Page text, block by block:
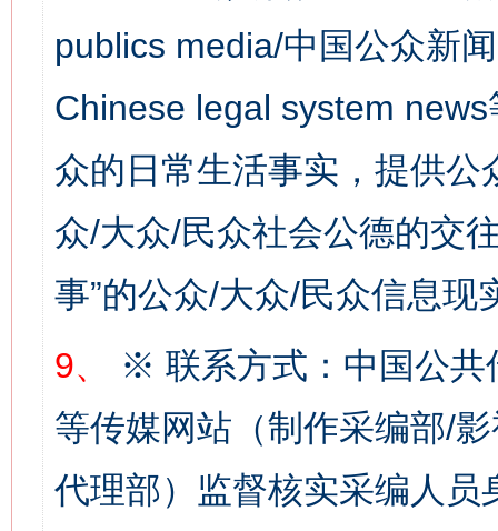
publics media/中国公众新
Chinese legal system
众的日常生活事实，提供
众/大众/民众社会公德的交
事”的公众/大众/民众信息现
9、
※ 联系方式：中国公共
等传媒网站（制作采编部/
代理部）监督核实采编人员
网上购药对药下症？